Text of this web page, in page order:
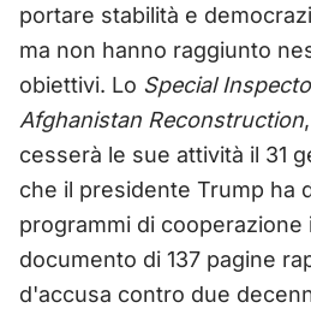
portare stabilità e
ma non hanno raggiunto
obiettivi. Lo Special
Afghanistan Reconstruction
cesserà le sue attività il 31
che il presidente Trump ha
programmi di cooperazione
documento di 137 pagine
d'accusa contro due